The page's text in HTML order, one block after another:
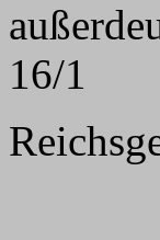
16/1